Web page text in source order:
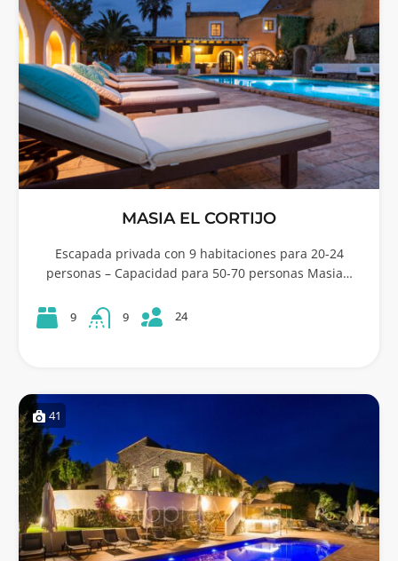
MASIA EL CORTIJO
Escapada privada con 9 habitaciones para 20-24
personas – Capacidad para 50-70 personas Masia…
9 9 24
41